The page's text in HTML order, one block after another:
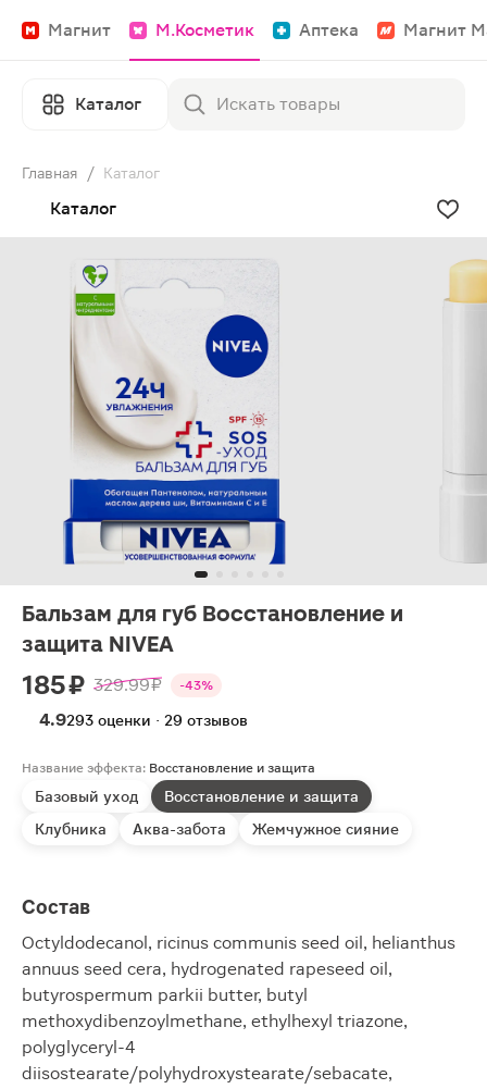
Магнит М.Косметик Аптека Магнит
Каталог
Главная / Каталог
Каталог
Бальзам для губ Восстановление и
защита NIVEA
185 ₽ 329.99 ₽ -43%
4.9293 оценки · 29 отзывов
Название эффекта: Восстановление и защита
Базовый уход
Восстановление и защита
Клубника
Аква-забота Жемчужное сияние
Состав
Octyldodecanol, ricinus communis seed oil, helianthus
annuus seed cera, hydrogenated rapeseed oil,
butyrospermum parkii butter, butyl
methoxydibenzoylmethane, ethylhexyl triazone,
polyglyceryl-4
diisostearate/polyhydroxystearate/sebacate,